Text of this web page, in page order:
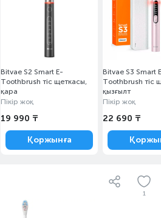
Bitvae S2 Smart E-
Toothbrush тіс щеткасы,
қара
Пікір жоқ
19 990 ₸
Қоржынға
Bitvae S3 Smart
Toothbrush тіс
қызғылт
Пікір жоқ
22 690 ₸
1